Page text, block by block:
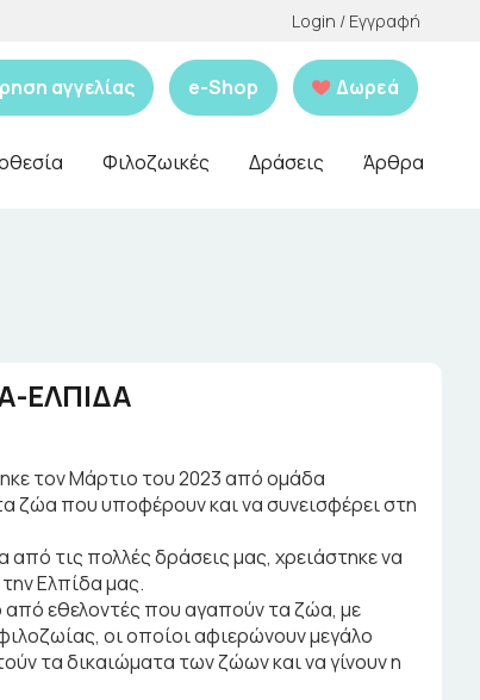
Login / Εγγραφή
αγγελίας e-Shop Δωρεά
Φιλοζωικές Δράσεις Άρθρα
ΕΛΠΙΔΑ
τον Μάρτιο του 2023 από ομάδα
ζώα που υποφέρουν και να συνεισφέρει στη
από τις πολλές δράσεις μας, χρειάστηκε να
Ελπίδα μας.
από εθελοντές που αγαπούν τα ζώα, με
οι οποίοι αφιερώνουν μεγάλο
τα δικαιώματα των ζώων και να γίνουν η